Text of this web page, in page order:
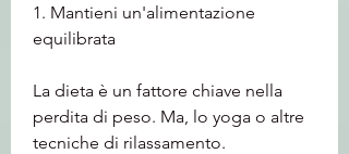
1. Mantieni un'alimentazione
equilibrata
La dieta è un fattore chiave nella
perdita di peso. Ma, lo yoga o altre
tecniche di rilassamento.